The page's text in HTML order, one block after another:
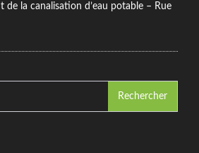
de la canalisation d’eau potable – Rue